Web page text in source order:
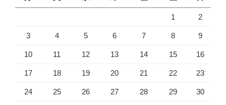
1 2
3 4 5 6 7 8 9
10 11 12 13 14 15 16
17 18 19 20 21 22 23
24 25 26 27 28 29 30